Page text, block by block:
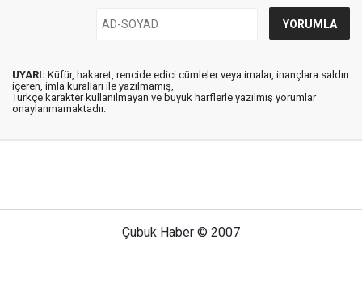
UYARI: Küfür, hakaret, rencide edici cümleler veya imalar, inançlara saldırı
içeren, imla kuralları ile yazılmamış,
Türkçe karakter kullanılmayan ve büyük harflerle yazılmış yorumlar
onaylanmamaktadır.
Çubuk Haber © 2007